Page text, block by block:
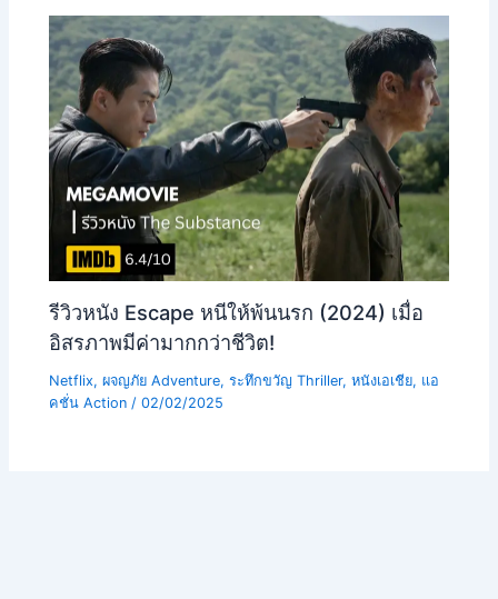
รีวิวหนัง Escape หนีให้พ้นนรก (2024) เมื่อ
อิสรภาพมีค่ามากกว่าชีวิต!
Netflix,ผจญภัย Adventure,ระทึกขวัญ Thriller,หนังเอเชีย, แอ
คชั่น Action /02/02/2025